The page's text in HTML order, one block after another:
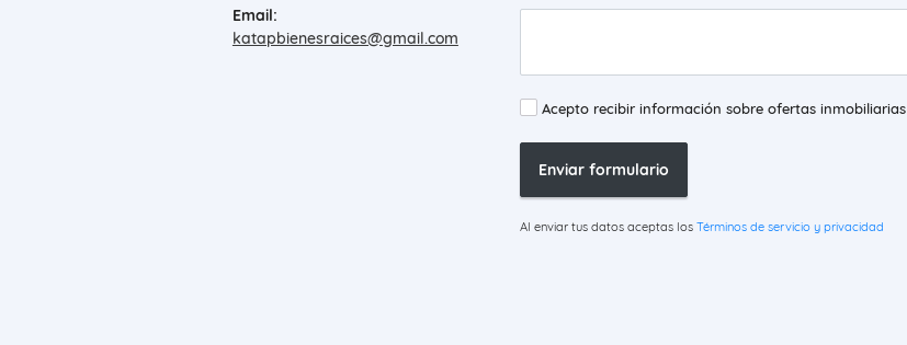
Email:
katapbienesraices@gmail.com
Acepto recibir información sobre ofertas inmobiliarias
Enviar formulario
Al enviar tus datos aceptas los Términos de servicio y privacidad